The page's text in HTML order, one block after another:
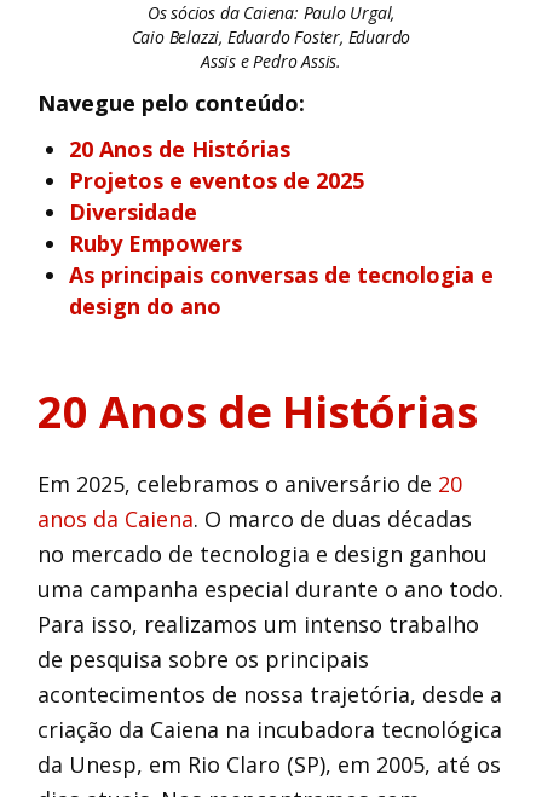
Os sócios da Caiena: Paulo Urgal,
Caio Belazzi, Eduardo Foster, Eduardo
Assis e Pedro Assis.
Navegue pelo conteúdo:
20 Anos de Histórias
Projetos e eventos de 2025
Diversidade
Ruby Empowers
As principais conversas de tecnologia e
design do ano
20 Anos de Histórias
Em 2025, celebramos o aniversário de 20
anos da Caiena. O marco de duas décadas
no mercado de tecnologia e design ganhou
uma campanha especial durante o ano todo.
Para isso, realizamos um intenso trabalho
de pesquisa sobre os principais
acontecimentos de nossa trajetória, desde a
criação da Caiena na incubadora tecnológica
da Unesp, em Rio Claro (SP), em 2005, até os